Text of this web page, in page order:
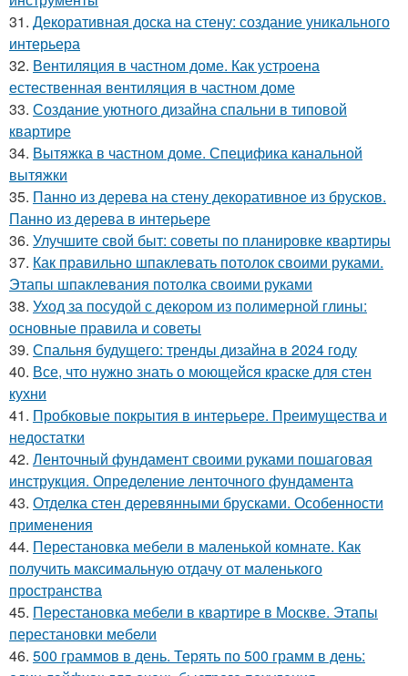
31. Декоративная доска на стену: создание уникального
интерьера
32. Вентиляция в частном доме. Как устроена
естественная вентиляция в частном доме
33. Создание уютного дизайна спальни в типовой
квартире
34. Вытяжка в частном доме. Специфика канальной
вытяжки
35. Панно из дерева на стену декоративное из брусков.
Панно из дерева в интерьере
36. Улучшите свой быт: советы по планировке квартиры
37. Как правильно шпаклевать потолок своими руками.
Этапы шпаклевания потолка своими руками
38. Уход за посудой с декором из полимерной глины:
основные правила и советы
39. Спальня будущего: тренды дизайна в 2024 году
40. Все, что нужно знать о моющейся краске для стен
кухни
41. Пробковые покрытия в интерьере. Преимущества и
недостатки
42. Ленточный фундамент своими руками пошаговая
инструкция. Определение ленточного фундамента
43. Отделка стен деревянными брусками. Особенности
применения
44. Перестановка мебели в маленькой комнате. Как
получить максимальную отдачу от маленького
пространства
45. Перестановка мебели в квартире в Москве. Этапы
перестановки мебели
46. 500 граммов в день. Терять по 500 грамм в день: